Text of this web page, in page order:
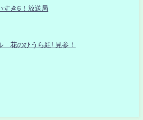
すき6！放送局
花のひうら組! 見参！